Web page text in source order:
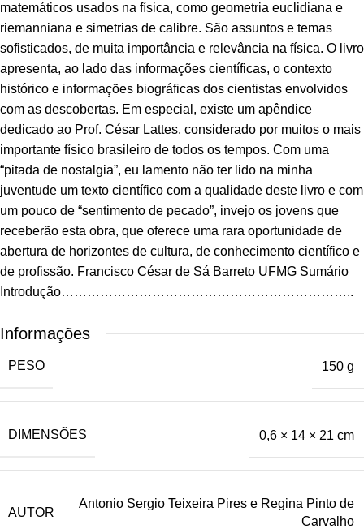
matemáticos usados na física, como geometria euclidiana e
riemanniana e simetrias de calibre. São assuntos e temas
sofisticados, de muita importância e relevância na física. O livro
apresenta, ao lado das informações científicas, o contexto
histórico e informações biográficas dos cientistas envolvidos
com as descobertas. Em especial, existe um apêndice
dedicado ao Prof. César Lattes, considerado por muitos o mais
importante físico brasileiro de todos os tempos. Com uma
“pitada de nostalgia”, eu lamento não ter lido na minha
juventude um texto científico com a qualidade deste livro e com
um pouco de “sentimento de pecado”, invejo os jovens que
receberão esta obra, que oferece uma rara oportunidade de
abertura de horizontes de cultura, de conhecimento científico e
de profissão. Francisco César de Sá Barreto UFMG Sumário
Introdução…………………………………………………………..
Informações
PESO 150 g
DIMENSÕES 0,6 × 14 × 21 cm
AUTOR
Antonio Sergio Teixeira Pires e Regina Pinto de
Carvalho